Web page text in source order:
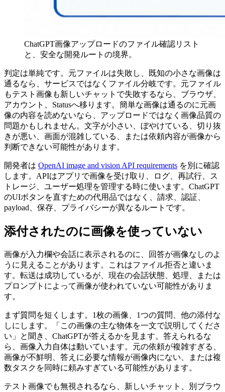
ChatGPT画像アップロードのファイル確認リスト
と、安全な開発ルートの境界。
判定は単純です。元ファイルは失敗し、既知の小さな画像は
通るなら、サービスではなくファイル分岐です。元ファイル
もテスト画像も新しいチャットで失敗するなら、ブラウザ、
アカウント、Statusへ移ります。簡単な画像は通るのに元画
像の内容を読めないなら、アップロードではなく画像品質の
問題かもしれません。文字が小さい、ぼやけている、切り抜
きが悪い、画面が混雑している、または依頼内容が画像から
判断できない可能性があります。
開発者は OpenAI image and vision API requirements を別に確認
します。APIはアプリで画像を受け取り、ログ、再試行、ス
トレージ、ユーザー処理を管理する時に使います。ChatGPT
のUIボタンを直すための代用品ではなく、請求、認証、
payload、保存、プライバシーが異なるルートです。
添付されたのに画像を使っていない
画像が入力欄や会話に表示されるのに、回答が画像なしのよ
うに見えることがあります。これはファイル拒否と違いま
す。転送は成功しているが、現在の会話状態、処理、または
プロンプトによって画像が使われていない可能性がありま
す。
まず質問を短くします。1枚の画像、1つの質問、他の添付な
しにします。「この画像の主な物体を一文で説明してくださ
い」と聞き、ChatGPTが答えるかを見ます。答えられるな
ら、画像入力自体は動いています。元の依頼が複雑すぎる、
画像が不鮮明、答えに必要な情報が画像内にない、または複
数タスクを同時に頼みすぎている可能性があります。
テスト画像でも無視されるなら、新しいチャット、別ブラウ